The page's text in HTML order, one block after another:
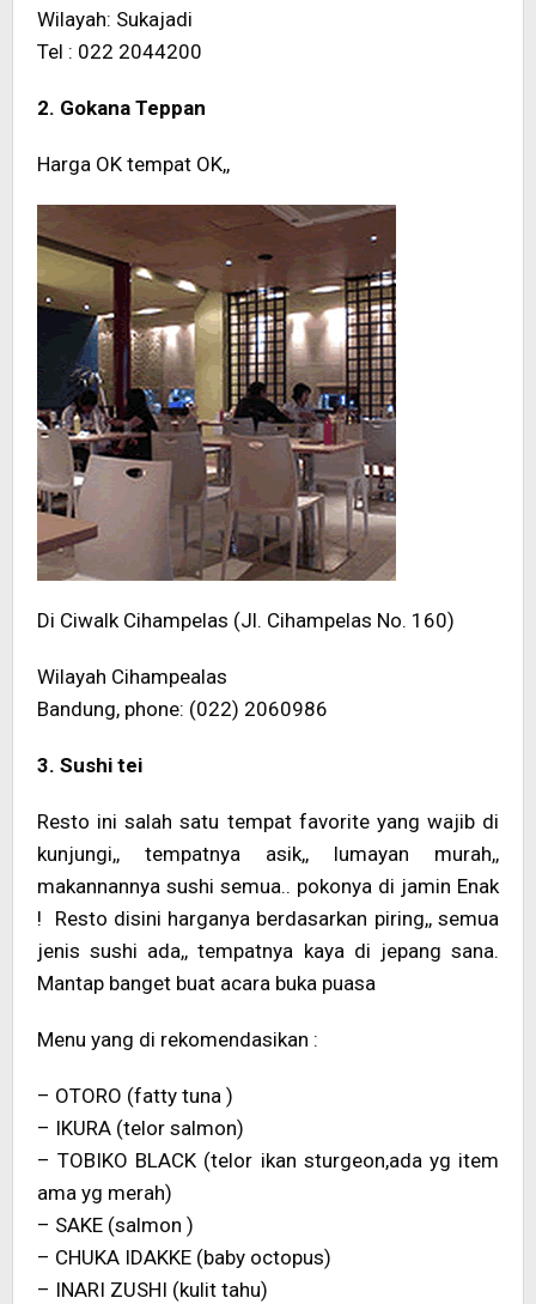
Wilayah: Sukajadi
Tel : 022 2044200
2. Gokana Teppan
Harga OK tempat OK,,
Di Ciwalk Cihampelas (Jl. Cihampelas No. 160)
Wilayah Cihampealas
Bandung, phone: (022) 2060986
3. Sushi tei
Resto ini salah satu tempat favorite yang wajib di
kunjungi,, tempatnya asik,, lumayan murah,,
makannannya sushi semua.. pokonya di jamin Enak
! Resto disini harganya berdasarkan piring,, semua
jenis sushi ada,, tempatnya kaya di jepang sana.
Mantap banget buat acara buka puasa
Menu yang di rekomendasikan :
– OTORO (fatty tuna )
– IKURA (telor salmon)
– TOBIKO BLACK (telor ikan sturgeon,ada yg item
ama yg merah)
– SAKE (salmon )
– CHUKA IDAKKE (baby octopus)
– INARI ZUSHI (kulit tahu)